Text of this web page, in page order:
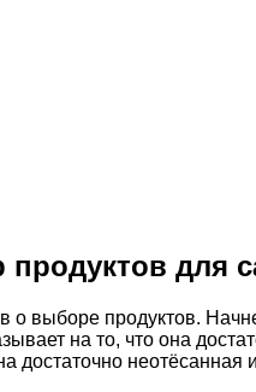
для
о выборе продуктов.
на то, что она
достаточно неотёсанная